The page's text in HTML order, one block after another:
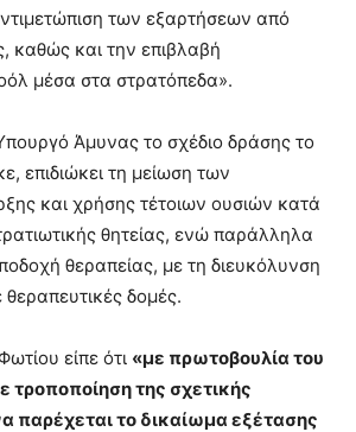
των εξαρτήσεων από
καθώς και την επιβλαβή
μέσα στα στρατόπεδα».
Άμυνας το σχέδιο δράσης το
επιδιώκει τη μείωση των
και χρήσης τέτοιων ουσιών κατά
θητείας, ενώ παράλληλα
θεραπείας, με τη διευκόλυνση
δομές.
είπε ότι «με πρωτοβουλία του
τροποποίηση της σχετικής
παρέχεται το δικαίωμα εξέτασης